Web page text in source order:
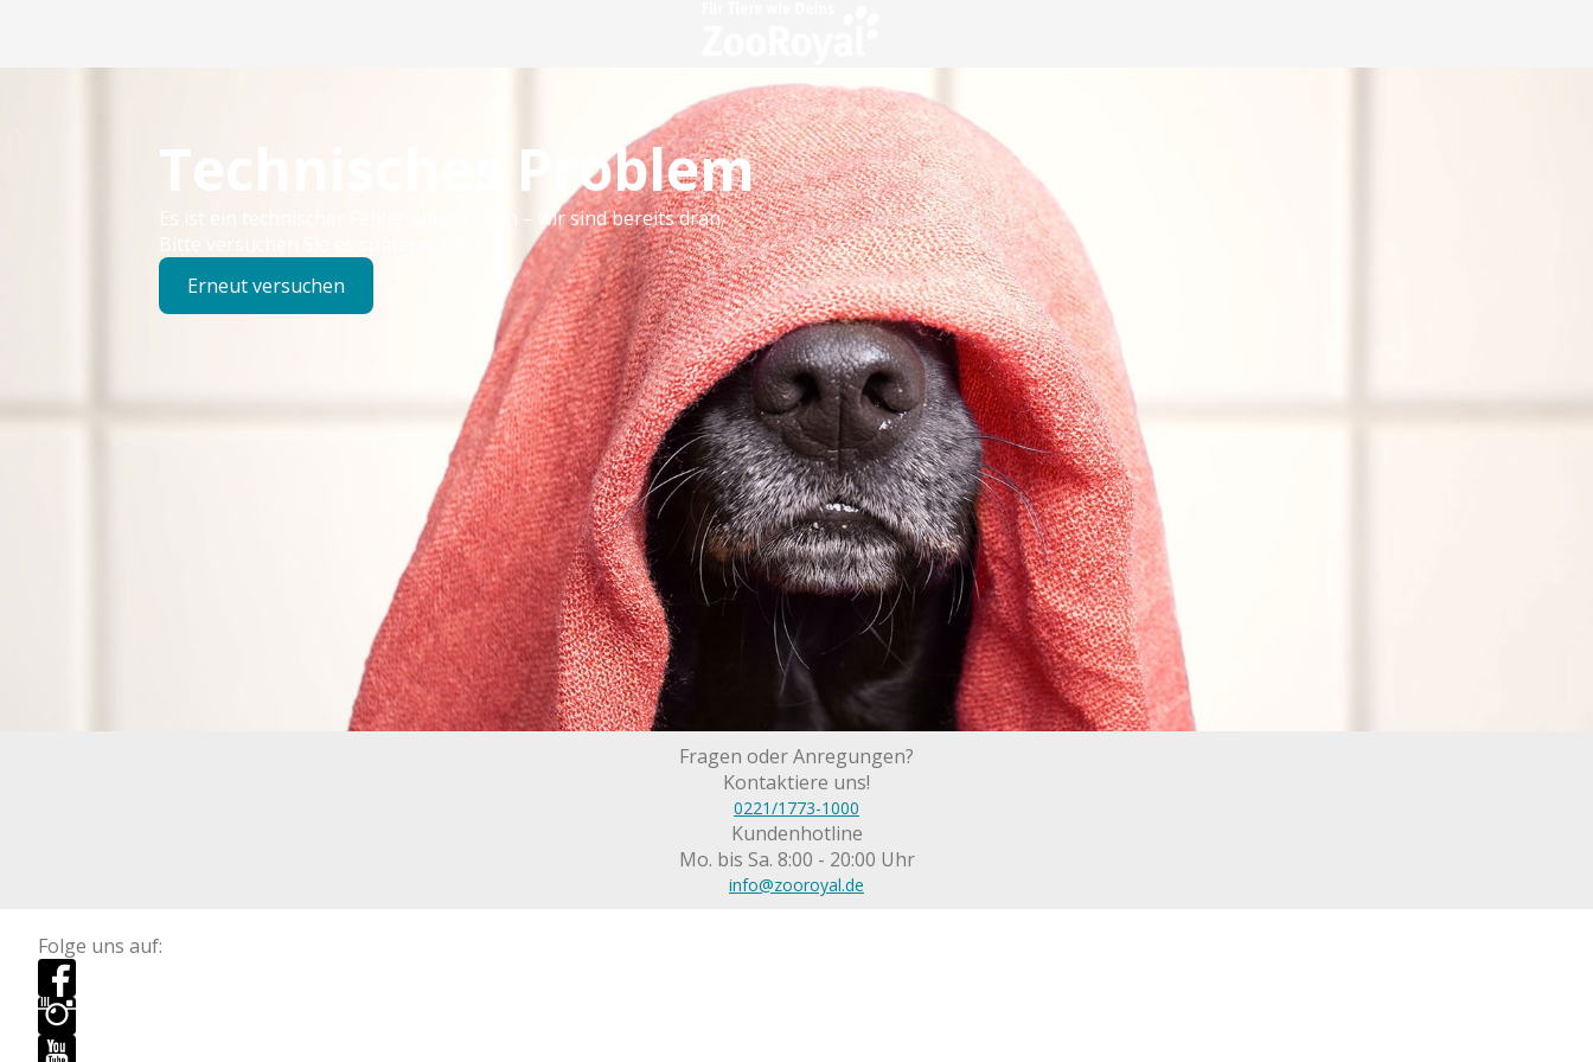
Technisches Problem
Es ist ein technischer Fehler aufgetreten – wir sind bereits dran.
Bitte versuchen Sie es später erneut.
Erneut versuchen
Fragen oder Anregungen?
Kontaktiere uns!
0221/1773-1000
Kundenhotline
Mo. bis Sa. 8:00 - 20:00 Uhr
info@zooroyal.de
Folge uns auf: